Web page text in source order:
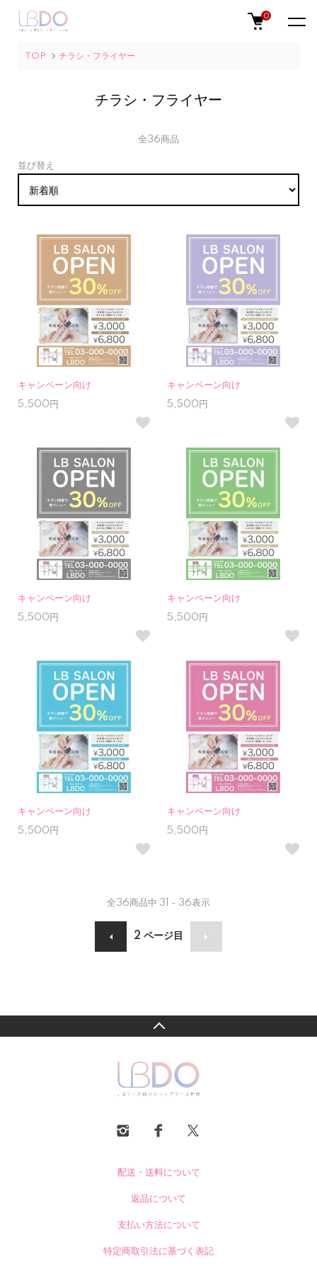
0
TOP チラシ・フライヤー
チラシ・フライヤー
全36商品
並び替え
キャンペーン向け
5,500円
キャンペーン向け
5,500円
キャンペーン向け
5,500円
キャンペーン向け
5,500円
キャンペーン向け
5,500円
キャンペーン向け
5,500円
全36商品中 31 - 36表示
2 ページ目
配送・送料について
返品について
支払い方法について
特定商取引法に基づく表記